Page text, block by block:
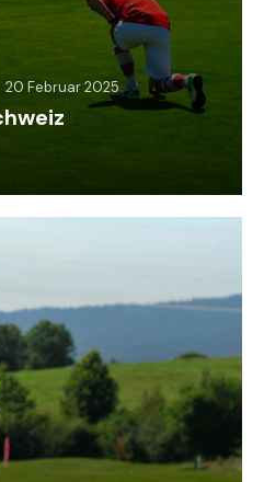
20 Februar 2025